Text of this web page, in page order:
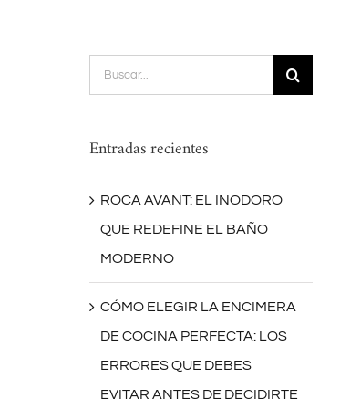
Buscar:
Entradas recientes
ROCA AVANT: EL INODORO
QUE REDEFINE EL BAÑO
MODERNO
CÓMO ELEGIR LA ENCIMERA
DE COCINA PERFECTA: LOS
ERRORES QUE DEBES
EVITAR ANTES DE DECIDIRTE